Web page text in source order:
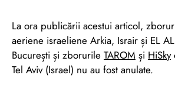
La ora publicării acestui articol,
aeriene israeliene Arkia, Israir și EL
București și zborurile TAROM și HiSky
Tel Aviv (Israel) nu au fost anulate.